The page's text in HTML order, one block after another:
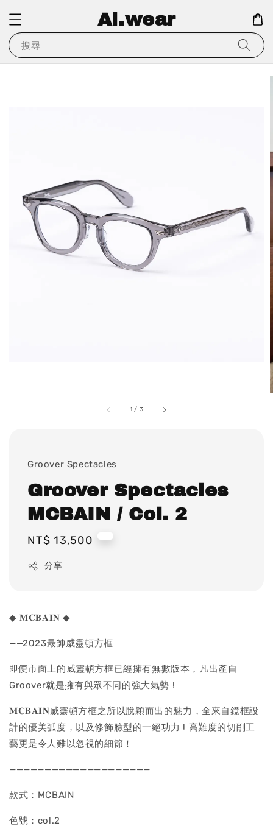
Ai.wear
搜尋
1 / 3
Groover Spectacles
Groover Spectacles
MCBAIN / Col. 2
Regular
NT$ 13,500
分享
◆ 𝐌𝐂𝐁𝐀𝐈𝐍 ◆
——2023最帥威靈頓方框
即便市面上的威靈頓方框已經擁有無數版本，凡出產自
Groover就是擁有與眾不同的強大氣勢 !
𝐌𝐂𝐁𝐀𝐈𝐍威靈頓方框之所以脫穎而出的魅力，全來自鏡框設
計的優美弧度，以及修飾臉型的一絕功力 ! 高難度的切削工
藝更是令人難以忽視的細節！
————————————————————
款式：MCBAIN
色號：col.2